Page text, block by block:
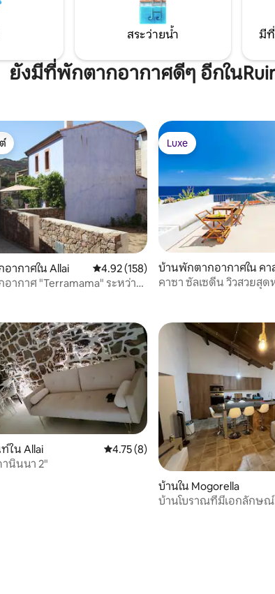
สระว่ายน้ำ มี
ยังมีที่พักตากอากาศดีๆ อีกใน
รีวิว
ากาศใน Allai คะแนนเฉลี่ย 4.92 จาก 5, 158 รีวิว
4.92 (158)
ากาศ "Terramama" ระหว่าง
Luxe
Luxe
บ้านพักตากอากาศใน คา
โนเน
คาซา ซัลเซดีน วิวสวยสุด
รีวิว
ใน Allai คะแนนเฉลี่ย 4.75 จาก 5, 8 รีวิว
4.75 (8)
นินนา 2"
บ้านใน Mogorella
บ้านโบราณที่มีเอกลักษณ์